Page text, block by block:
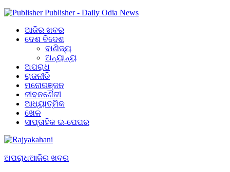
Publisher - Daily Odia News
ଆଜିର ଖବର
ଦେଶ ବିଦେଶ
ବାଣିଜ୍ୟ
ଅନ୍ୟାନ୍ୟ
ଅପରାଧ
ରାଜନୀତି
ମନୋରଞ୍ଜନ
ଜୀବନଶୈଳୀ
ଆଧ୍ୟାତ୍ମିକ
ଖେଳ
ସାପ୍ତାହିକ ଇ-ପେପର
ଅପରାଧଆଜିର ଖବର